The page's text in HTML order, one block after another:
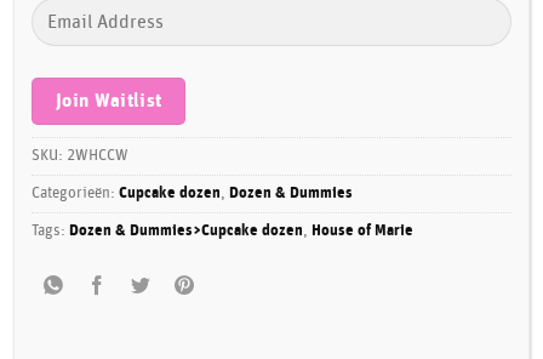
Enter
your
address
to
join
the
waitlist
for
product
Join Waitlist
SKU: 2WHCCW
Categorieën:Cupcake dozen, Dozen & Dummies
Tags: Dozen & Dummies>Cupcake dozen, House of Marie